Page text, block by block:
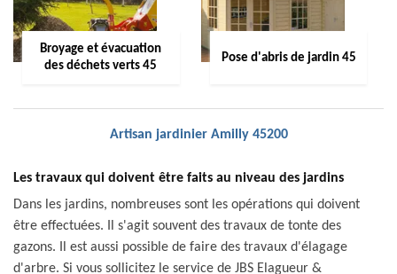
Broyage et évacuation
des déchets verts 45
Pose d'abris de jardin 45
Artisan jardinier Amilly 45200
Les travaux qui doivent être faits au niveau des jardins
Dans les jardins, nombreuses sont les opérations qui doivent
être effectuées. Il s'agit souvent des travaux de tonte des
gazons. Il est aussi possible de faire des travaux d'élagage
d'arbre. Si vous sollicitez le service de JBS Elagueur &